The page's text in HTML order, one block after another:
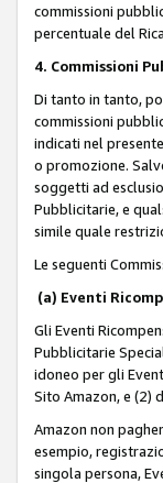
commissioni
percentuale del
4. Commissioni
Di tanto in tanto,
commissioni
indicati nel
o promozione.
soggetti ad
Pubblicitarie, e
simile quale
Le seguenti
(a) Eventi
Gli Eventi
Pubblicitarie
idoneo per gli
Sito Amazon, e (2)
Amazon non
esempio,
singola persona,